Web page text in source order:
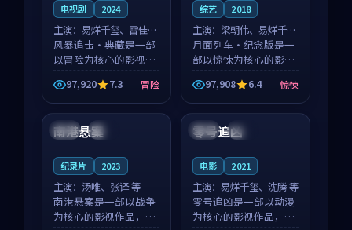
电视剧 2024
主演： 易烊千玺、雷佳音
等
风暴追击·典藏是一部
以冒险为核心的影视作
品，围绕危机、反转与
人物成长展开，整体节
奏紧凑，值得推荐观
看。
97,920 7.3 冒险
综艺 2018
主演： 梁朝伟、易烊千玺
等
月面列车·纪念版是一
部以惊悚为核心的影视
作品，围绕危机、反转
与人物成长展开，整体
节奏紧凑，值得推荐观
看。
97,908 6.4 惊悚
美国 高分
南港悬案
纪录片 2023
主演： 汤唯、张译 等
南港悬案是一部以战争
为核心的影视作品，围
美国 热播
零号追凶
电影 2021
主演： 易烊千玺、沈腾 等
零号追凶是一部以动漫
为核心的影视作品，围